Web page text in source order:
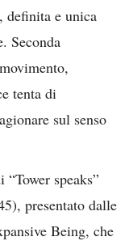
definita e unica
Seconda
tenta di
sul senso
speaks”
presentato dalle
Being, che